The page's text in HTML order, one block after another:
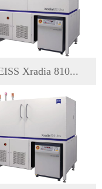
Xradia 810...